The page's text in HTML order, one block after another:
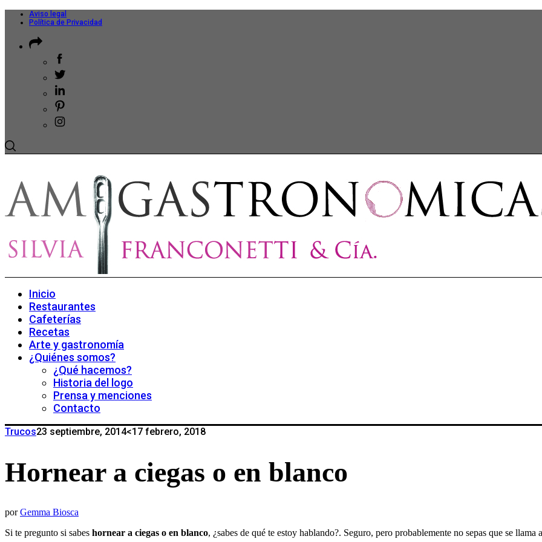
Aviso legal
Política de Privacidad
Inicio
Restaurantes
Cafeterías
Recetas
Arte y gastronomía
¿Quiénes somos?
¿Qué hacemos?
Historia del logo
Prensa y menciones
Contacto
Trucos23 septiembre, 2014<17 febrero, 2018
Hornear a ciegas o en blanco
por Gemma Biosca
Si te pregunto si sabes hornear a ciegas o en blanco, ¿sabes de qué te estoy hablando?. Seguro, pero probablemente no sepas que se llama